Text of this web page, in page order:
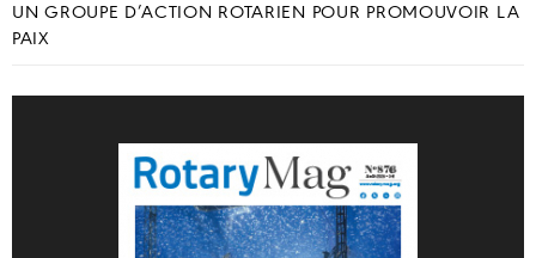
UN GROUPE D’ACTION ROTARIEN POUR PROMOUVOIR LA
PAIX